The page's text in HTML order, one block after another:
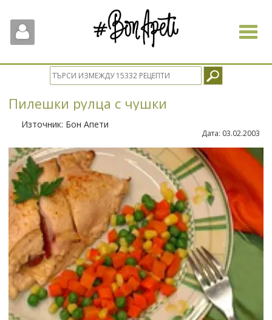
Toggle
Пилешки рулца с чушки
Източник: Бон Апети
Дата: 03.02.2003